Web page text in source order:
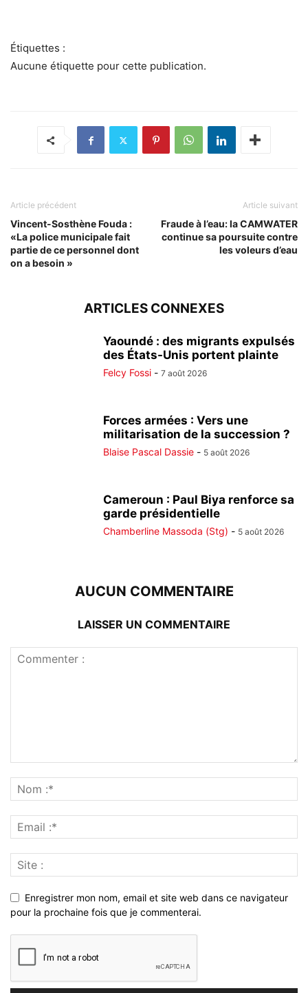
Étiquettes :
Aucune étiquette pour cette publication.
Article précédent
Vincent-Sosthène Fouda :
«La police municipale fait
partie de ce personnel dont
on a besoin »
Article suivant
Fraude à l’eau: la CAMWATER
continue sa poursuite contre
les voleurs d’eau
ARTICLES CONNEXES
Yaoundé : des migrants expulsés
des États-Unis portent plainte
Felcy Fossi - 7 août 2026
Forces armées : Vers une
militarisation de la succession ?
Blaise Pascal Dassie - 5 août 2026
Cameroun : Paul Biya renforce sa
garde présidentielle
Chamberline Massoda (Stg) - 5 août 2026
AUCUN COMMENTAIRE
LAISSER UN COMMENTAIRE
Enregistrer mon nom, email et site web dans ce navigateur
pour la prochaine fois que je commenterai.